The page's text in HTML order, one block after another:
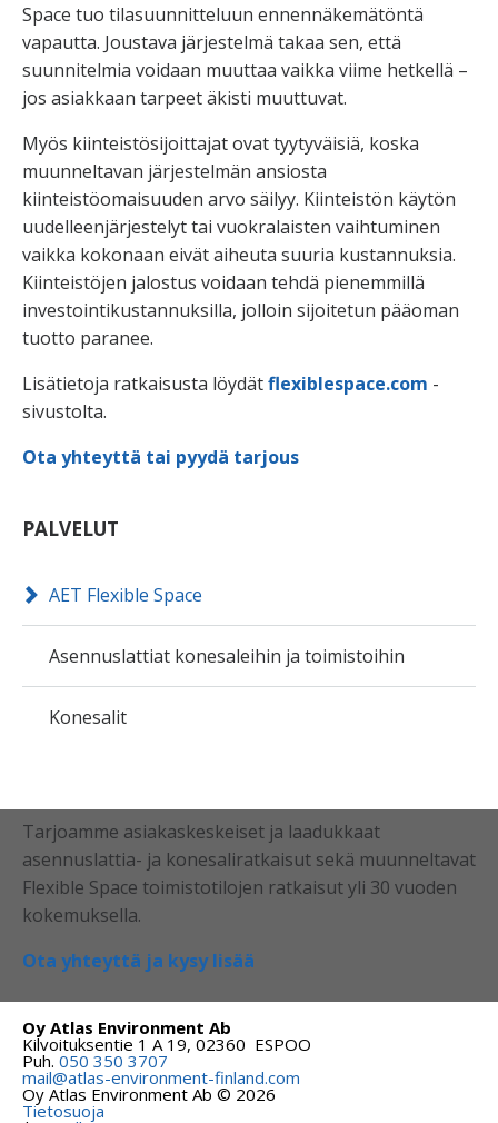
Space tuo tilasuunnitteluun ennennäkemätöntä
vapautta. Joustava järjestelmä takaa sen, että
suunnitelmia voidaan muuttaa vaikka viime hetkellä –
jos asiakkaan tarpeet äkisti muuttuvat.
Myös kiinteistösijoittajat ovat tyytyväisiä, koska
muunneltavan järjestelmän ansiosta
kiinteistöomaisuuden arvo säilyy. Kiinteistön käytön
uudelleenjärjestelyt tai vuokralaisten vaihtuminen
vaikka kokonaan eivät aiheuta suuria kustannuksia.
Kiinteistöjen jalostus voidaan tehdä pienemmillä
investointikustannuksilla, jolloin sijoitetun pääoman
tuotto paranee.
Lisätietoja ratkaisusta löydätflexiblespace.com -
sivustolta.
Ota yhteyttä tai pyydä tarjous
PALVELUT
AET Flexible Space
Asennuslattiat konesaleihin ja toimistoihin
Konesalit
Tarjoamme asiakaskeskeiset ja laadukkaat
asennuslattia- ja konesaliratkaisut sekä muunneltavat
Flexible Space toimistotilojen rat­kaisut yli 30 vuoden
kokemuksella.
Ota yhteyttä ja kysy lisää
Oy Atlas Environment Ab
Kilvoituksentie 1 A 19, 02360 ESPOO
Puh. 050 350 3707
mail@atlas-environment-finland.com
Oy Atlas Environment Ab © 2026
Tietosuoja